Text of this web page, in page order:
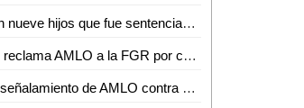
La madre soltera con nueve hijos que fue sentenciada a muerte
"Se están tardando", reclama AMLO a la FGR por caso Lozoya
Ola de memes ante señalamiento de AMLO contra Nintendo de promover violencia